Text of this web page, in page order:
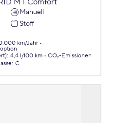
MT Comfort
Manuell
Stoff
km/Jahr
: 4,4 l/100 km
CO₂-Emissionen
: C